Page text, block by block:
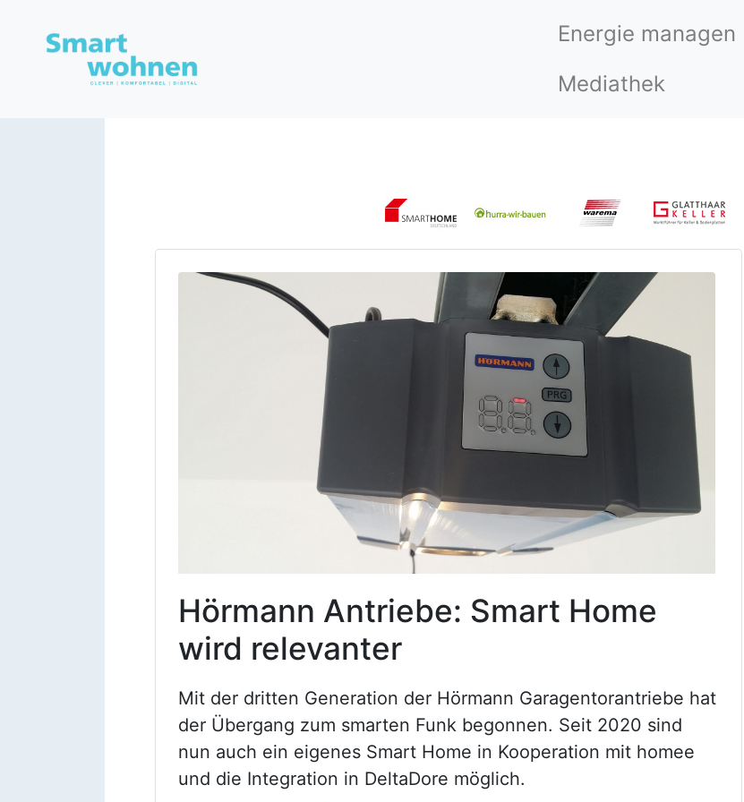
Energie managen
Mediathek
Hörmann Antriebe: Smart Home
wird relevanter
Mit der dritten Generation der Hörmann Garagentorantriebe hat
der Übergang zum smarten Funk begonnen. Seit 2020 sind
nun auch ein eigenes Smart Home in Kooperation mit homee
und die Integration in DeltaDore möglich.